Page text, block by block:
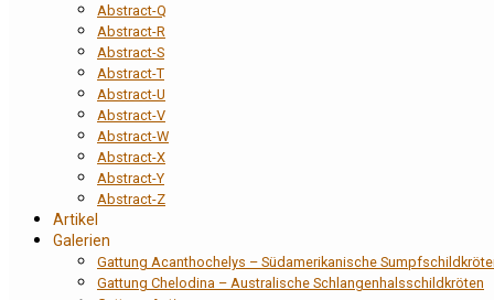
Abstract-Q
Abstract-R
Abstract-S
Abstract-T
Abstract-U
Abstract-V
Abstract-W
Abstract-X
Abstract-Y
Abstract-Z
Artikel
Galerien
Gattung Acanthochelys – Südamerikanische
Gattung Chelodina – Australische Schlangenhalsschildkröten